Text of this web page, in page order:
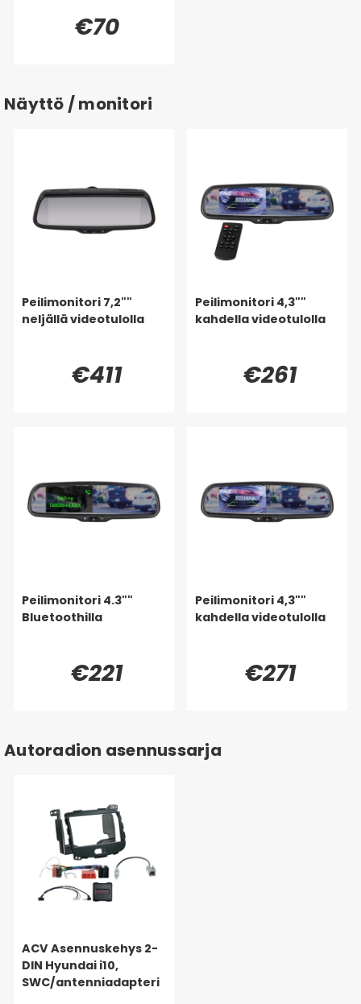
€70
Näyttö / monitori
Peilimonitori 7,2""
neljällä videotulolla
€411
Peilimonitori 4,3""
kahdella videotulolla
€261
Peilimonitori 4.3""
Bluetoothilla
€221
Peilimonitori 4,3""
kahdella videotulolla
€271
Autoradion asennussarja
ACV Asennuskehys 2-
DIN Hyundai i10,
SWC/antenniadapteri